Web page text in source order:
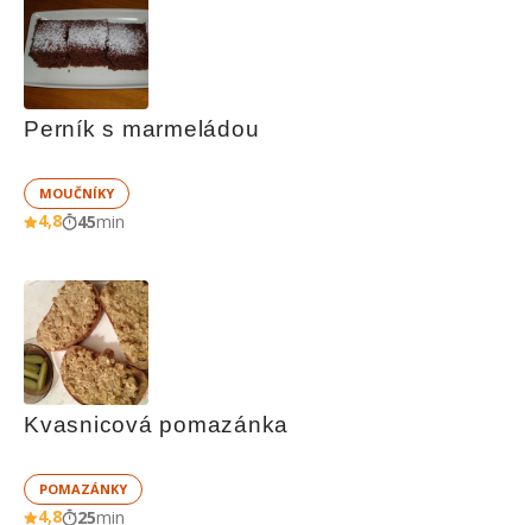
Perník s marmeládou
MOUČNÍKY
4,8 45min
Kvasnicová pomazánka
POMAZÁNKY
4,8 25min